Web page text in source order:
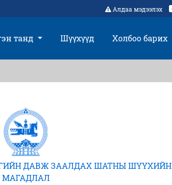
Алдаа мэдээлэх
танд Шүүхүүд Холбоо барих
ДАВЖ ЗААЛДАХ ШАТНЫ ШҮҮХИЙН
МАГАДЛАЛ